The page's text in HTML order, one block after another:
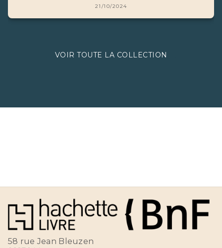
21/10/2024
VOIR TOUTE LA COLLECTION
58 rue Jean Bleuzen